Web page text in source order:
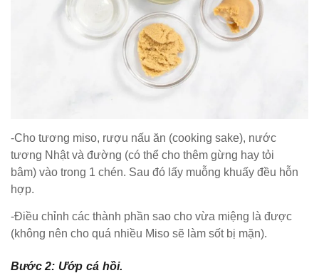
-Cho tương miso, rượu nấu ăn (cooking sake), nước
tương Nhật và đường (có thể cho thêm gừng hay tỏi
bâm) vào trong 1 chén. Sau đó lấy muỗng khuấy đều hỗn
hợp.
-Điều chỉnh các thành phần sao cho vừa miệng là được
(không nên cho quá nhiều Miso sẽ làm sốt bị mặn).
Bước 2: Ướp cá hồi.